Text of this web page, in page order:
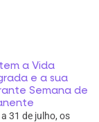
a Vida
e a sua
Semana de
31 de julho, os